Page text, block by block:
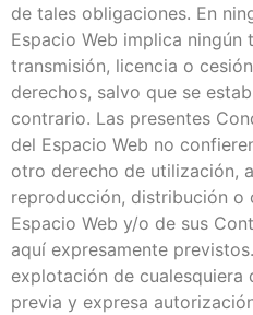
de tales obligaciones. En
Espacio Web implica ningún
transmisión, licencia o
derechos, salvo que se
contrario. Las presentes
del Espacio Web no
otro derecho de utilización,
reproducción, distribución o
Espacio Web y/o de sus
aquí expresamente
explotación de cualesquiera
previa y expresa